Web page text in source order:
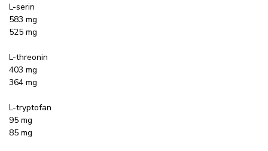
L-serin
583 mg
525 mg
L-threonin
403 mg
364 mg
L-tryptofan
95 mg
85 mg